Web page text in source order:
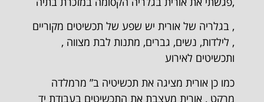
, בגלריה של אורית יש שפע של תכשיטים מקוריים
, לילדות, נשים, גברים, מתנות לבת מצווה ,
ותכשיטים לאירוע
כמו כן אורית מציגה את תכשיטיה ב” מרמלדה
מרקט , אורית מעצבת את התכשיטים בעבודת יד